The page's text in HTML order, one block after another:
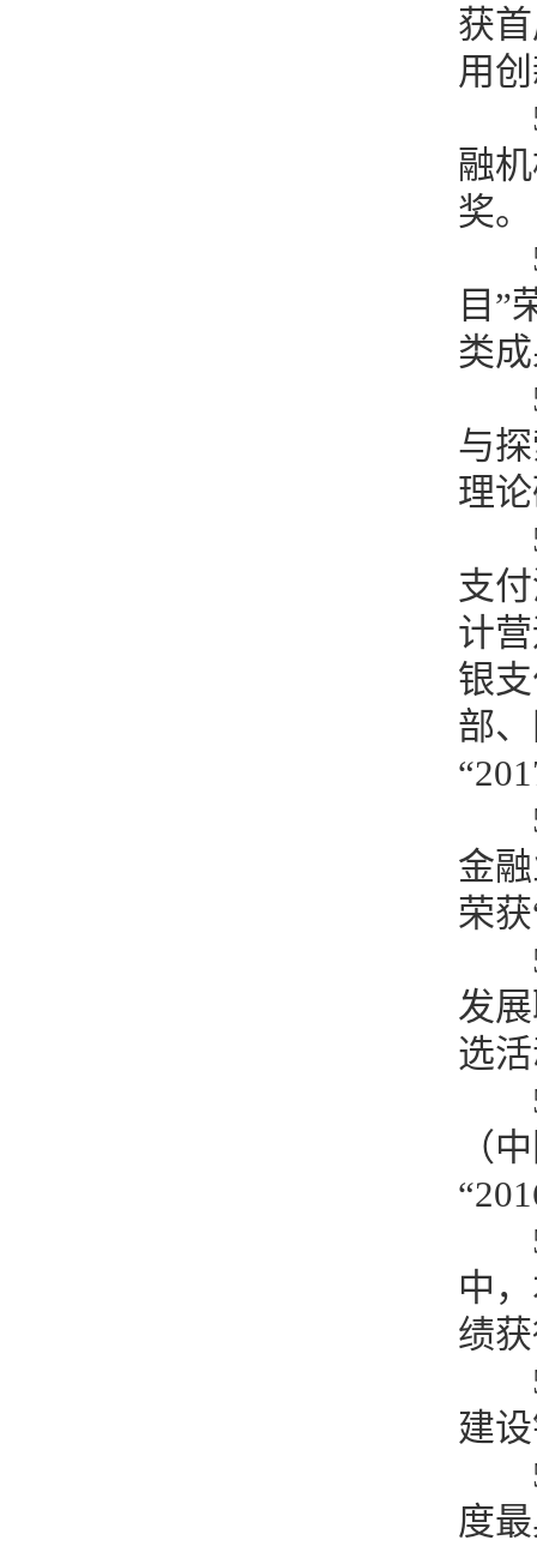
获
用
融
奖
目”
类
与
理
支
计
银
部
金
荣
发
选
（
中
绩
建
度